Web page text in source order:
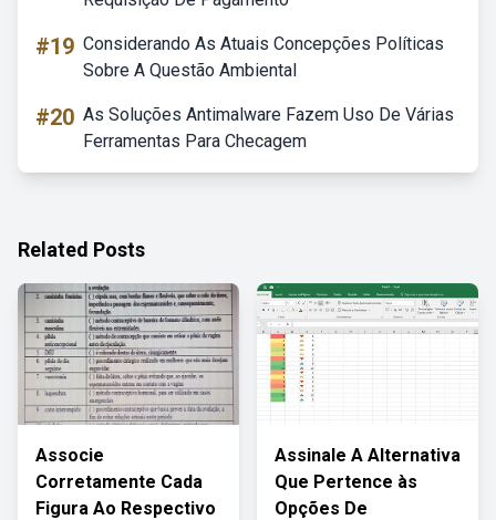
#19 Considerando As Atuais Concepções Políticas
Sobre A Questão Ambiental
#20 As Soluções Antimalware Fazem Uso De Várias
Ferramentas Para Checagem
Related Posts
Associe
Corretamente Cada
Figura Ao Respectivo
Assinale A Alternativa
Que Pertence às
Opções De